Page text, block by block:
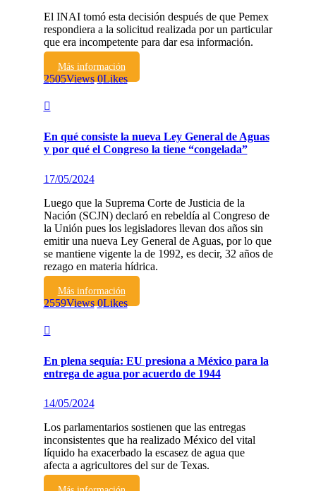
El INAI tomó esta decisión después de que Pemex
respondiera a la solicitud realizada por un particular
que era incompetente para dar esa información.
Más información
2505Views 0Likes
En qué consiste la nueva Ley General de Aguas
y por qué el Congreso la tiene “congelada”
17/05/2024
Luego que la Suprema Corte de Justicia de la
Nación (SCJN) declaró en rebeldía al Congreso de
la Unión pues los legisladores llevan dos años sin
emitir una nueva Ley General de Aguas, por lo que
se mantiene vigente la de 1992, es decir, 32 años de
rezago en materia hídrica.
Más información
2559Views 0Likes
En plena sequía: EU presiona a México para la
entrega de agua por acuerdo de 1944
14/05/2024
Los parlamentarios sostienen que las entregas
inconsistentes que ha realizado México del vital
líquido ha exacerbado la escasez de agua que
afecta a agricultores del sur de Texas.